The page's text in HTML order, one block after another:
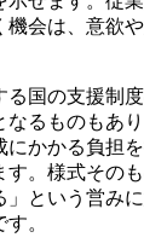
会は、意欲
る国の支援制
なるものもあ
にかかる負担
。様式その
という営み
。